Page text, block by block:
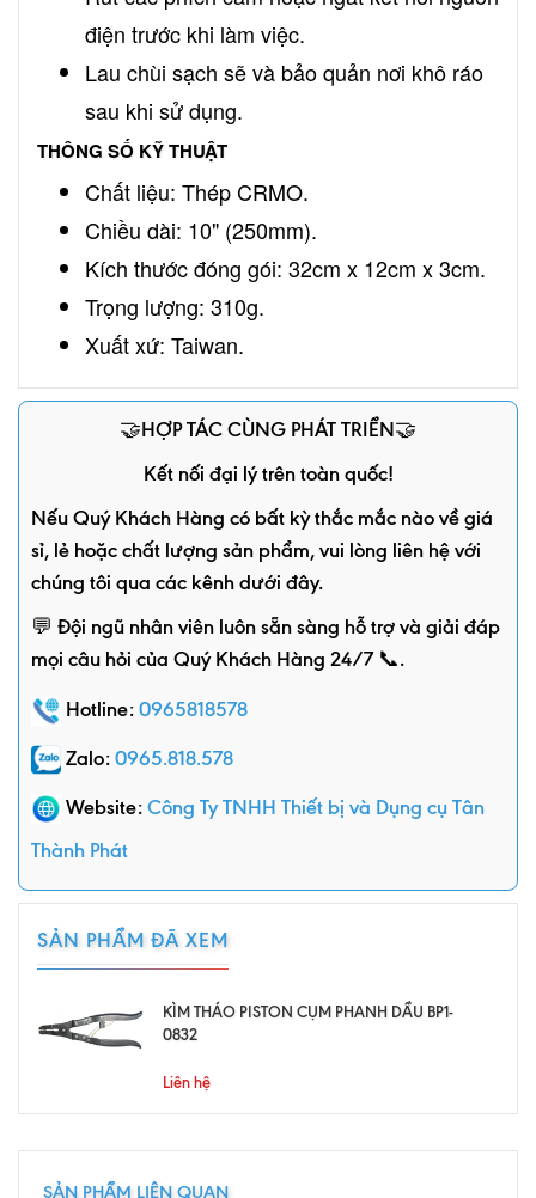
điện trước khi làm việc.
Lau chùi sạch sẽ và bảo quản nơi khô ráo
sau khi sử dụng.
THÔNG SỐ KỸ THUẬT
Chất liệu: Thép CRMO.
Chiều dài: 10" (250mm).
Kích thước đóng gói: 32cm x 12cm x 3cm.
Trọng lượng: 310g.
Xuất xứ: Taiwan.
🤝HỢP TÁC CÙNG PHÁT TRIỂN🤝
Kết nối đại lý trên toàn quốc!
Nếu Quý Khách Hàng có bất kỳ thắc mắc nào về giá
sỉ, lẻ hoặc chất lượng sản phẩm, vui lòng liên hệ với
chúng tôi qua các kênh dưới đây.
💬 Đội ngũ nhân viên luôn sẵn sàng hỗ trợ và giải đáp
mọi câu hỏi của Quý Khách Hàng 24/7 📞.
Hotline: 0965818578
Zalo: 0965.818.578
Website: Công Ty TNHH Thiết bị và Dụng cụ Tân
Thành Phát
SẢN PHẨM ĐÃ XEM
KÌM THÁO PISTON CỤM PHANH DẦU BP1-
0832
Liên hệ
SẢN PHẨM LIÊN QUAN